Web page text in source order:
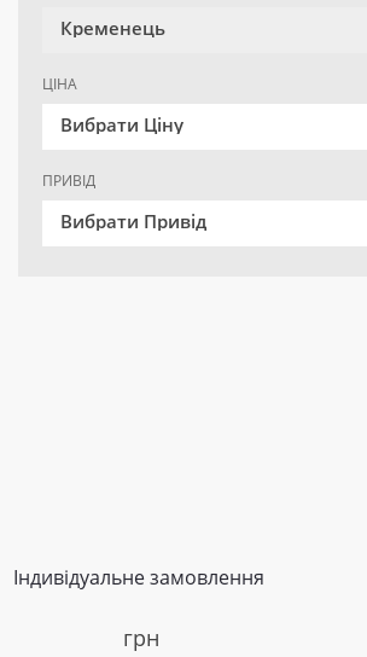
Кременець
ЦІНА
Вибрати Ціну
ПРИВІД
Вибрати Привід
Індивідуальне замовлення
грн